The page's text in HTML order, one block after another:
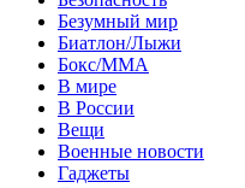
Безумный мир
Биатлон/Лыжи
Бокс/MMA
В мире
В России
Вещи
Военные новости
Гаджеты